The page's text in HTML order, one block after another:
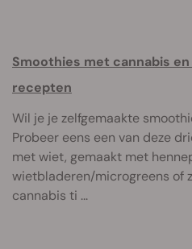
Smoothies met cannabis
recepten
Wil je je zelfgemaakte
Probeer eens een van deze
met wiet, gemaakt met
wietbladeren/microgreens of
cannabis ti ...